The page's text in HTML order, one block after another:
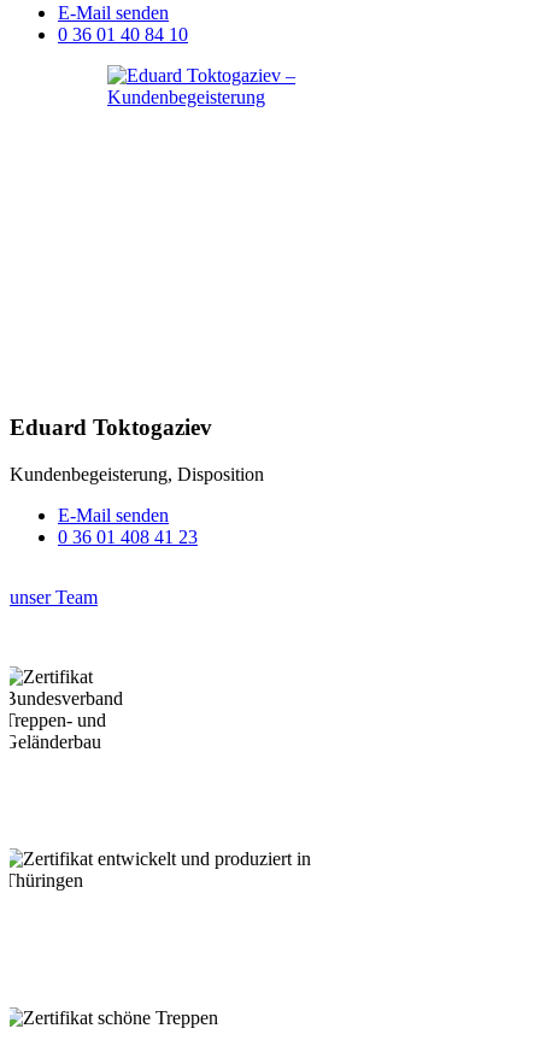
E-Mail senden
0 36 01 40 84 10
Eduard Toktogaziev
Kundenbegeisterung, Disposition
E-Mail senden
0 36 01 408 41 23
unser Team